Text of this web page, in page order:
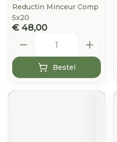
Reductin Minceur Comp
5x20
€ 48,00
Bestel